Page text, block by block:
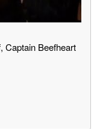
Captain Beefheart